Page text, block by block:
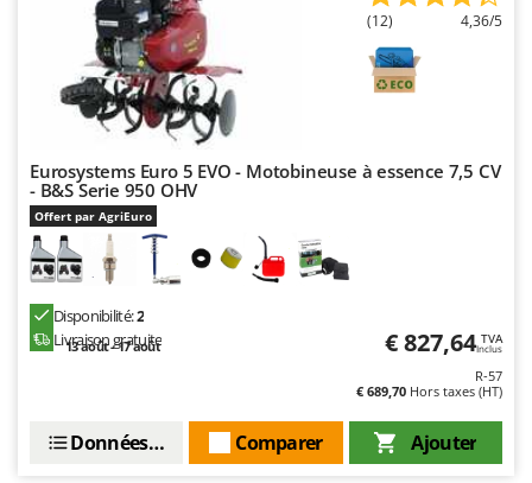
Paterlini
Philips
Pramac
Prismafood
R
R.G.V.
Rato
Reber
Redback
Resto Italia
Ritter
(12) 4,36/5
Eurosystems Euro 5 EVO - Motobineuse à essence 7,5 CV
- B&S Serie 950 OHV
Offert par AgriEuro
Disponibilité:2
Livraison gratuite
13 août - 17 août € 827,64 TVA
Inclus
R-57
€ 689,70 Hors taxes (HT)
Ajouter
Comparer
Données techniques